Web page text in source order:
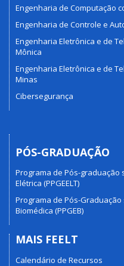
Engenharia de Computação
Engenharia de Controle e
Engenharia Eletrônica e de
Mônica
Engenharia Eletrônica e de
Minas
Cibersegurança
PÓS-GRADUAÇÃO
Programa de Pós-graduação
Elétrica (PPGEELT)
Programa de Pós-
Biomédica (PPGEB)
MAIS FEELT
Calendário de Recursos